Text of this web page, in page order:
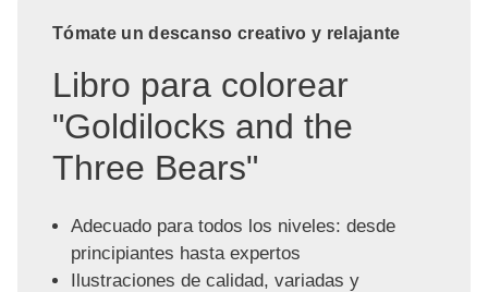
Tómate un descanso creativo y relajante
Libro para colorear
"Goldilocks and the
Three Bears"
Adecuado para todos los niveles: desde
principiantes hasta expertos
Ilustraciones de calidad, variadas y